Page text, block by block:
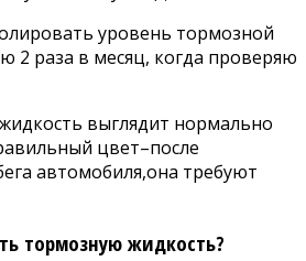
уровень тормозной
2 раза в месяц, когда проверяю
выглядит нормально
цвет–после
автомобиля,она требуют
тормозную жидкость?